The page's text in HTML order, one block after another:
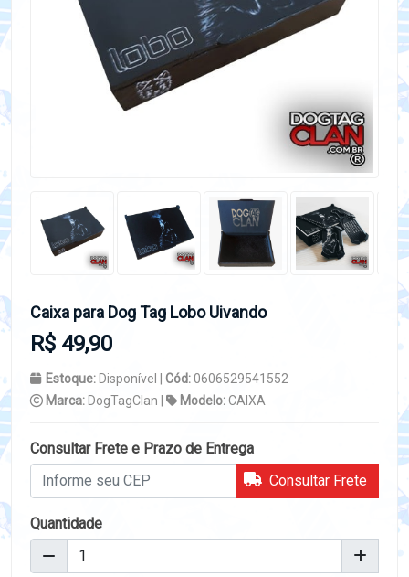
Caixa para Dog Tag Lobo Uivando
R$ 49,90
Estoque: Disponível | Cód:0606529541552
Marca: DogTagClan | Modelo:CAIXA
Consultar Frete e Prazo de Entrega
Consultar Frete
Quantidade